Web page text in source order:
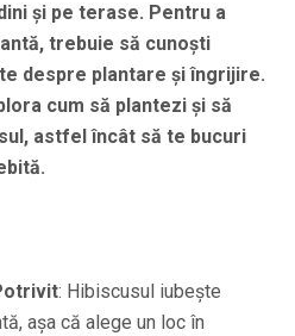
și pe terase. Pentru a
trebuie să cunoști
despre plantare și îngrijire.
cum să plantezi și să
astfel încât să te bucuri
: Hibiscusul iubește
așa că alege un loc în